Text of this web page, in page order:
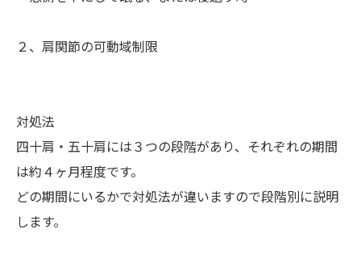
２、肩関節の可動域制限
対処法
四十肩・五十肩には３つの段階があり、それぞれの期間
は約４ヶ月程度です。
どの期間にいるかで対処法が違いますので段階別に説明
します。